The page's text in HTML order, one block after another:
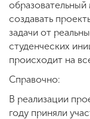
образовательный
создавать
задачи от
студенческих
происходит на
Справочно:
В реализации
году приняли